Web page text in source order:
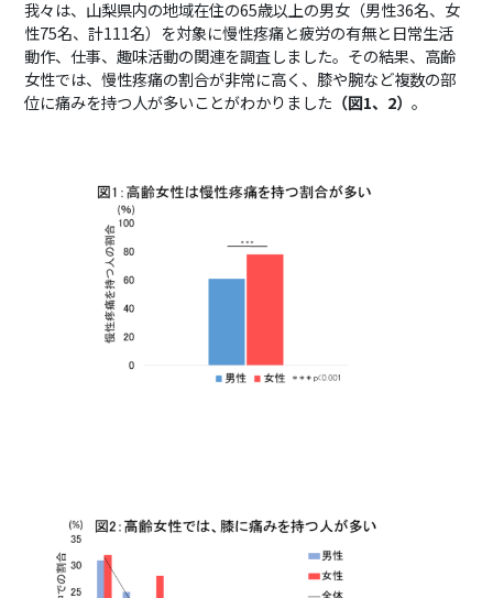
我々は、山梨県内の地域在住の65歳以上の男女（男性36名、女
性75名、計111名）を対象に慢性疼痛と疲労の有無と日常生活
動作、仕事、趣味活動の関連を調査しました。その結果、高齢
女性では、慢性疼痛の割合が非常に高く、膝や腕など複数の部
位に痛みを持つ人が多いことがわかりました （図1、 2）。